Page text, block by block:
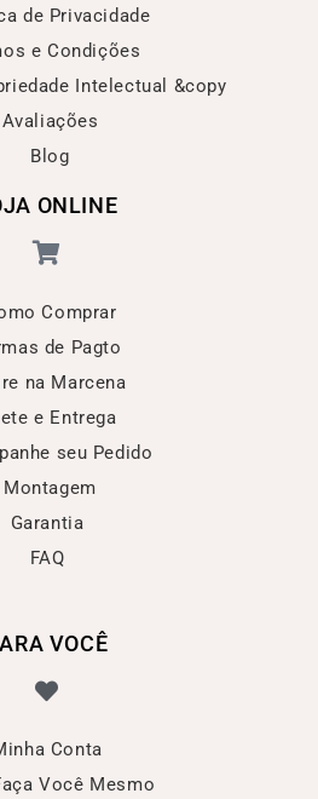
de Privacidade
e Condições
Intelectual &copy
Avaliações
Blog
ONLINE
Comprar
de Pagto
na Marcena
e Entrega
seu Pedido
Montagem
Garantia
FAQ
VOCÊ
Conta
Você Mesmo